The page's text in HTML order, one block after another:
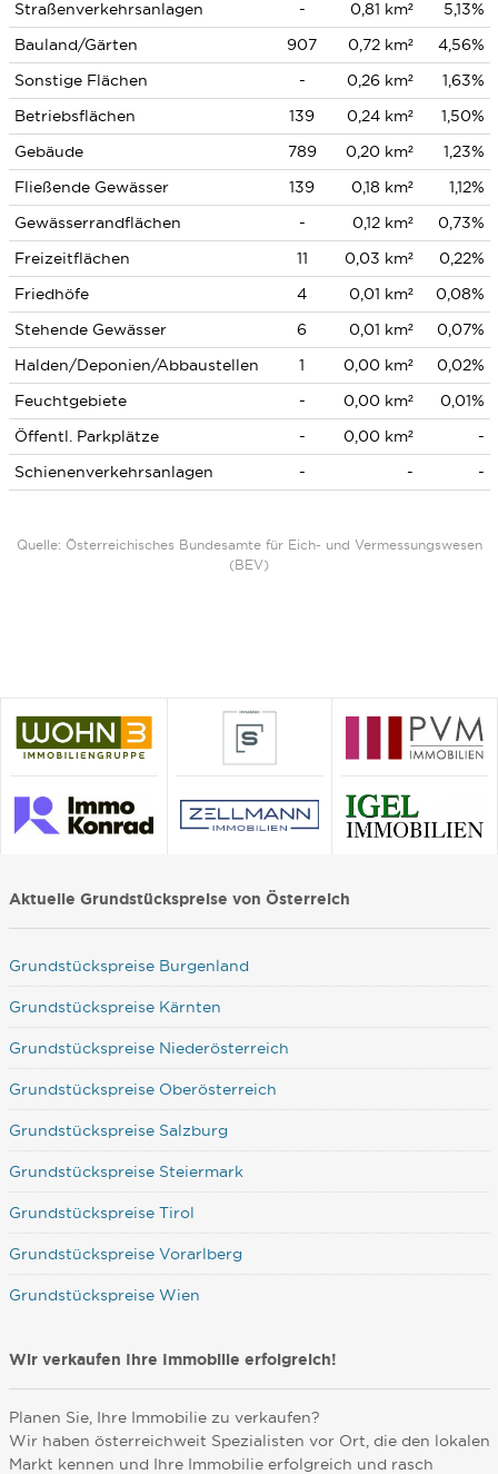
Straßenverkehrsanlagen - 0,81 km²
5,13%
Bauland/Gärten
907 0,72 km²
4,56%
Sonstige Flächen
- 0,26 km²
1,63%
Betriebsflächen
139 0,24 km²
1,50%
Gebäude
789 0,20 km²
1,23%
Fließende Gewässer
139 0,18 km²
1,12%
Gewässerrandflächen
- 0,12 km²
0,73%
Freizeitflächen
11 0,03 km²
0,22%
Friedhöfe
4 0,01 km²
0,08%
Stehende Gewässer
6 0,01 km²
0,07%
Halden/Deponien/Abbaustellen
1 0,00 km²
0,02%
Feuchtgebiete
- 0,00 km²
0,01%
Öffentl. Parkplätze
- 0,00 km²
-
Schienenverkehrsanlagen
- - -
Quelle: Österreichisches Bundesamte für Eich- und Vermessungswesen
(BEV)
Aktuelle Grundstückspreise von Österreich
Grundstückspreise Burgenland
Grundstückspreise Kärnten
Grundstückspreise Niederösterreich
Grundstückspreise Oberösterreich
Grundstückspreise Salzburg
Grundstückspreise Steiermark
Grundstückspreise Tirol
Grundstückspreise Vorarlberg
Grundstückspreise Wien
Wir verkaufen Ihre Immobilie erfolgreich!
Planen Sie, Ihre Immobilie zu verkaufen?
Wir haben österreichweit Spezialisten vor Ort, die den lokalen
Markt kennen und Ihre Immobilie erfolgreich und rasch